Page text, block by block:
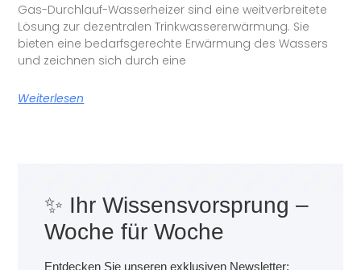
Gas-Durchlauf-Wasserheizer sind eine weitverbreitete
Lösung zur dezentralen Trinkwassererwärmung. Sie
bieten eine bedarfsgerechte Erwärmung des Wassers
und zeichnen sich durch eine
Weiterlesen
✨ Ihr Wissensvorsprung –
Woche für Woche
Entdecken Sie unseren exklusiven Newsletter: